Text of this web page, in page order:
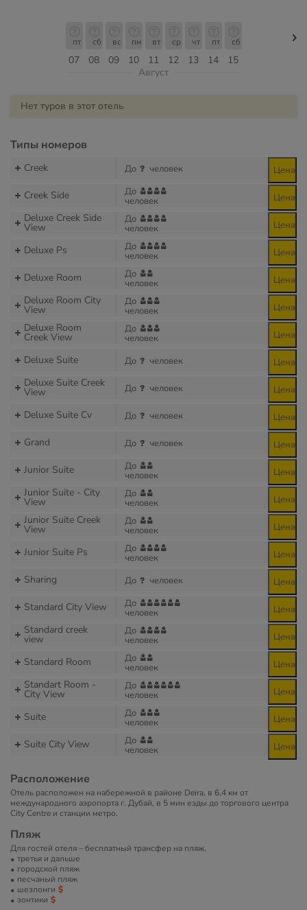
07
пт
08
сб
09
вс
10
пн
11
вт
12
ср
13
чт
14
пт
15
сб
Август
Нет туров в этот отель
Типы номеров
Creek До человек Цена
Creek Side До
человек Цена
Deluxe Creek Side
View
До
человек Цена
Deluxe Ps До
человек Цена
Deluxe Room До
человек Цена
Deluxe Room City
View
До
человек Цена
Deluxe Room
Creek View
До
человек Цена
Deluxe Suite До человек Цена
Deluxe Suite Creek
View До человек Цена
Deluxe Suite Cv До человек Цена
Grand До человек Цена
Junior Suite До
человек Цена
Junior Suite - City
View
До
человек Цена
Junior Suite Creek
View
До
человек Цена
Junior Suite Ps До
человек Цена
Sharing До человек Цена
Standard City View До
человек Цена
Standard creek
view
До
человек Цена
Standard Room До
человек Цена
Standart Room -
City View
До
человек Цена
Suite До
человек Цена
Suite City View До
человек Цена
Расположение
Отель расположен на набережной в районе Deira, в 6,4 км от
международного аэропорта г. Дубай, в 5 мин езды до торгового центра
City Centre и станции метро.
Пляж
Для гостей отеля – бесплатный трансфер на пляж.
третья и дальше
городской пляж
песчаный пляж
шезлонги
зонтики